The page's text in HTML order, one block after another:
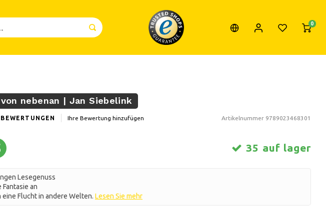
0
nebenan | Jan Siebelink
BEWERTUNGEN Ihre Bewertung hinzufügen Artikelnummer 9789023468301
35 auf lager
Lesegenuss
an
Flucht in andere Welten. Lesen Sie mehr